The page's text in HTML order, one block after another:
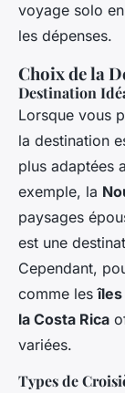
voyage solo
les dépenses.
Choix de la
Destination
Lorsque vous
la destination
plus adaptées
exemple, la
paysages
est une
Cependant,
comme les
la Costa Rica
variées.
Types de